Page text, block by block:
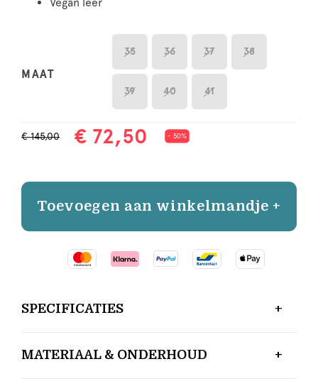
MAAT
35 36 37 38
39 40 41
€ 145,00 € 72,50 - 50%
Toevoegen aan winkelmandje +
SPECIFICATIES
MATERIAAL & ONDERHOUD